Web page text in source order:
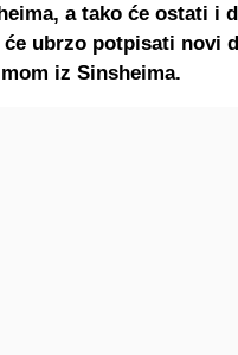
a tako će ostati i
će ubrzo potpisati novi
iz Sinsheima.